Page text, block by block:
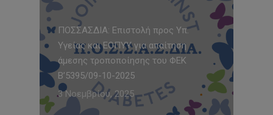
ΠΟΣΣΑΣΔΙΑ: Επιστολή προς Υπ.
Υγείας και ΕΟΠΥΥ για απαίτηση
άμεσης τροποποίησης του ΦΕΚ
Β’5395/09-10-2025
3 Νοεμβρίου, 2025